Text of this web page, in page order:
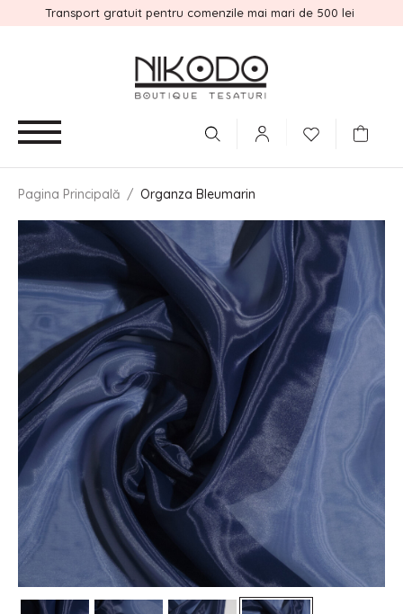
Transport gratuit pentru comenzile mai mari de 500 lei
Pagina Principală / Organza Bleumarin